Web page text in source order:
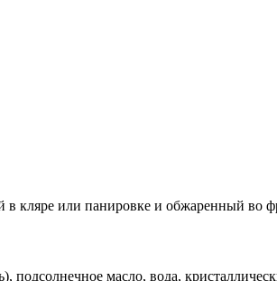
кляре или панировке и обжаренный во
масло, вода,